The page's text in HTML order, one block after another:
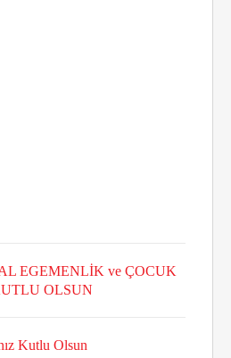
EGEMENLİK ve ÇOCUK
OLSUN
Kutlu Olsun